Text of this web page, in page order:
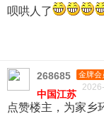
呗哄人了
268685 金牌会
中国江苏
点赞楼主，为家乡